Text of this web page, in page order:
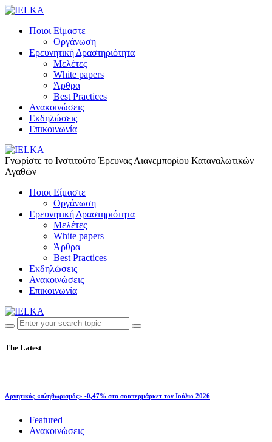
Ποιοι Είμαστε
Οργάνωση
Ερευνητική Δραστηριότητα
Μελέτες
White papers
Άρθρα
Best Practices
Ανακοινώσεις
Εκδηλώσεις
Επικοινωνία
Γνωρίστε το Iνστιτούτο Έρευνας Λιανεμπορίου Καταναλωτικών
Αγαθών
Ποιοι Είμαστε
Οργάνωση
Ερευνητική Δραστηριότητα
Μελέτες
White papers
Άρθρα
Best Practices
Εκδηλώσεις
Ανακοινώσεις
Επικοινωνία
The Latest
Αρνητικός «πληθωρισμός» -0,47% στα σουπερμάρκετ τον Ιούλιο 2026
Featured
Ανακοινώσεις